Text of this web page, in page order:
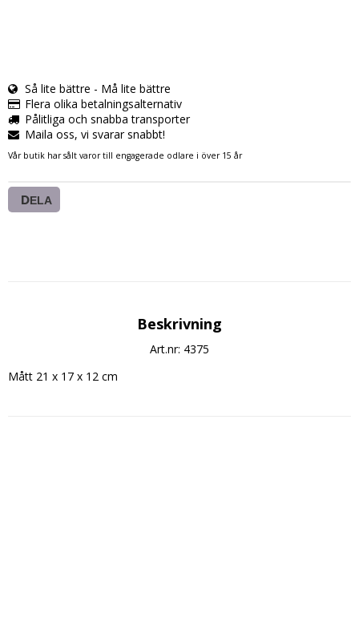
Så lite bättre - Må lite bättre
Flera olika betalningsalternativ
Pålitliga och snabba transporter
Maila oss, vi svarar snabbt!
Vår butik har sålt varor till engagerade odlare i över 15 år
DELA
Beskrivning
Art.nr: 4375
Mått 21 x 17 x 12 cm